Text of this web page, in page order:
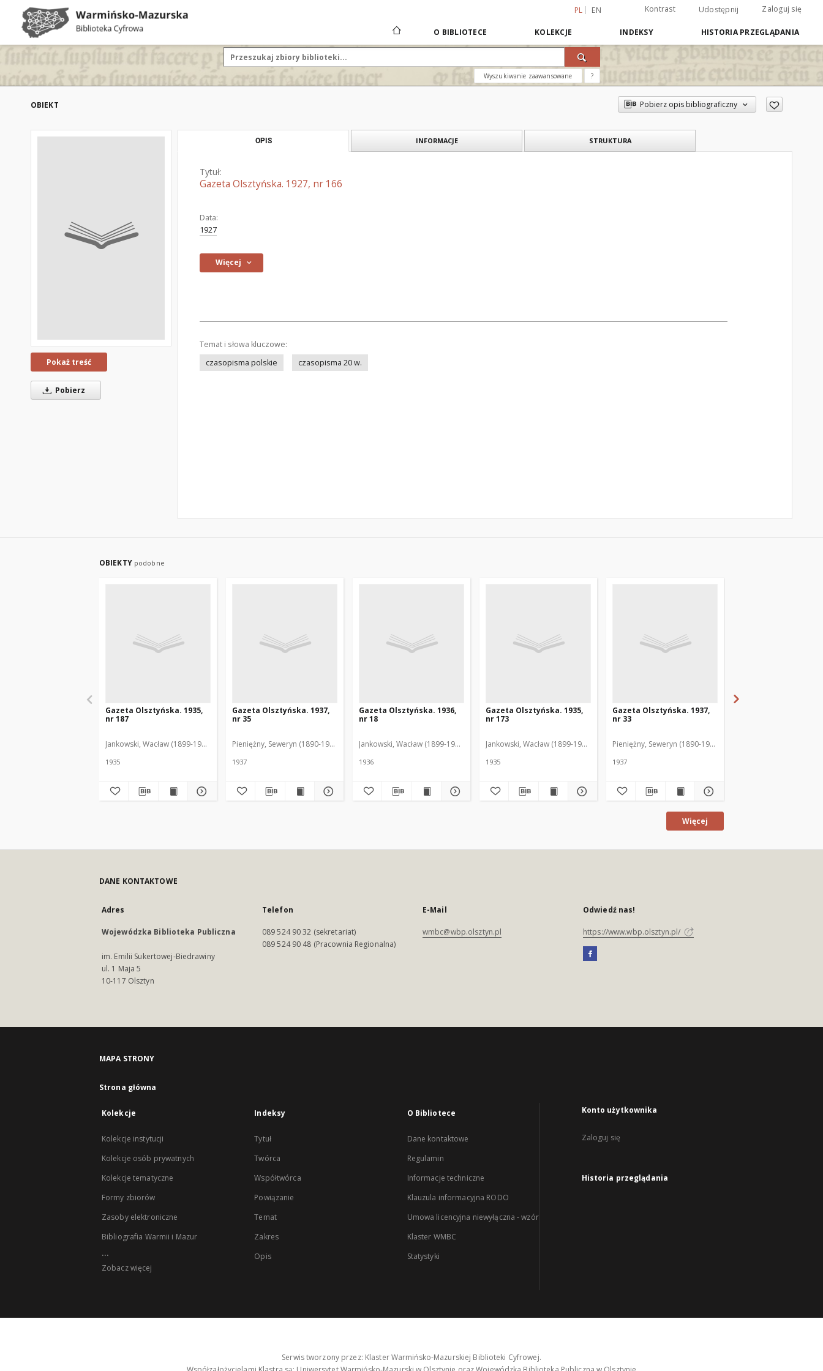
PL EN Kontrast Udostępnij Zaloguj się
O BIBLIOTECE KOLEKCJE INDEKSY HISTORIA PRZEGLĄDANIA
Wyszukiwanie zaawansowane ?
OBIEKT Pobierz opis bibliograficzny
Pokaż treść
Pobierz
OPIS INFORMACJE STRUKTURA
Tytuł:
Gazeta Olsztyńska. 1927, nr 166
Data:
1927
Więcej
Temat i słowa kluczowe:
czasopisma polskie
czasopisma 20 w.
OBIEKTY podobne
Gazeta Olsztyńska. 1935,
nr 187
Jankowski, Wacław (1899-1975). Red.
1935
Gazeta Olsztyńska. 1937,
nr 35
Pieniężny, Seweryn (1890-1940). Red.
1937
Gazeta Olsztyńska. 1936,
nr 18
Jankowski, Wacław (1899-1975). Red.
1936
Gazeta Olsztyńska. 1935,
nr 173
Jankowski, Wacław (1899-1975). Red.
1935
Gazeta Olsztyńska. 1937,
nr 33
Pieniężny, Seweryn (1890-1940). Red.
1937
Więcej
DANE KONTAKTOWE
Adres
Wojewódzka Biblioteka Publiczna
im. Emilii Sukertowej-Biedrawiny
ul. 1 Maja 5
10-117 Olsztyn
Telefon
089 524 90 32 (sekretariat)
089 524 90 48 (Pracownia Regionalna)
E-Mail
wmbc@wbp.olsztyn.pl
Odwiedź nas!
https://www.wbp.olsztyn.pl/
MAPA STRONY
Strona główna
Kolekcje
Kolekcje instytucji
Kolekcje osób prywatnych
Kolekcje tematyczne
Formy zbiorów
Zasoby elektroniczne
Bibliografia Warmii i Mazur
...
Zobacz więcej
Indeksy
Tytuł
Twórca
Współtwórca
Powiązanie
Temat
Zakres
Opis
O Bibliotece
Dane kontaktowe
Regulamin
Informacje techniczne
Klauzula informacyjna RODO
Umowa licencyjna niewyłączna - wzór
Klaster WMBC
Statystyki
Konto użytkownika
Zaloguj się
Historia przeglądania
Serwis tworzony przez: Klaster Warmińsko-Mazurskiej Biblioteki Cyfrowej.